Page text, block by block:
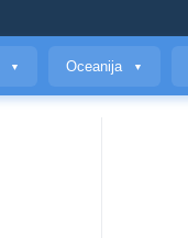
▼ Oceanija ▼